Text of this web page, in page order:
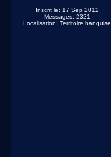
Inscrit le: 17 Sep 2012
Messages: 2321
Localisation: Territoire banquise